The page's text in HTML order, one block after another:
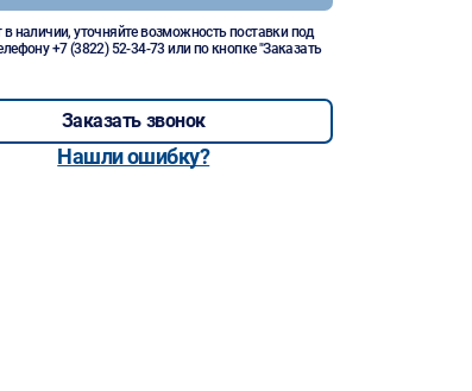
в наличии, уточняйте возможность поставки под
+7 (3822) 52-34-73 или по кнопке "Заказать
Заказать звонок
Нашли ошибку?